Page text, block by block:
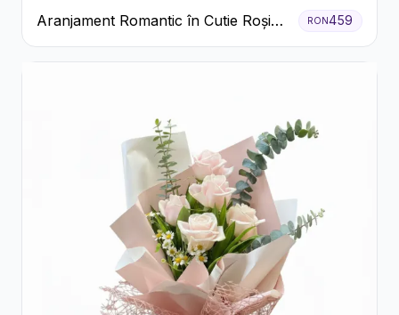
Aranjament Romantic în Cutie Roșie
cu Trandafiri și Crizanteme
RON459